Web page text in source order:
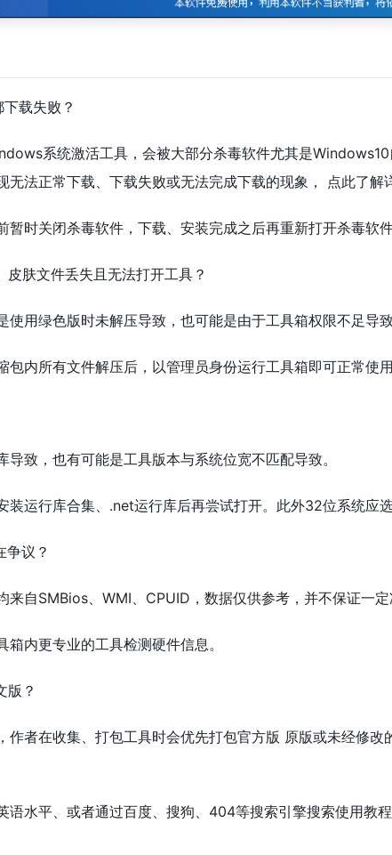
载失败？
系统激活工具，会被大部分杀毒软件尤其是
无法正常下载、下载失败或无法完成下载的现象， 点此了解
暂时关闭杀毒软件，下载、安装完成之后再重新打开杀毒
皮肤文件丢失且无法打开工具？
使用绿色版时未解压导致，也可能是由于工具箱权限不足导致
包内所有文件解压后，以管理员身份运行工具箱即可正常使用
导致，也有可能是工具版本与系统位宽不匹配导致。
装运行库合集、.net运行库后再尝试打开。此外32位系统应
争议？
来自SMBios、WMI、CPUID，数据仅供参考，并不保证一定
内更专业的工具检测硬件信息。
版？
作者在收集、打包工具时会优先打包官方版 原版或未经修
语水平、或者通过百度、搜狗、404等搜索引擎搜索使用教程